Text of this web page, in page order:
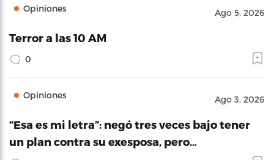
Opiniones Ago 5, 2026
Terror a las 10 AM
0
Opiniones Ago 3, 2026
“Esa es mi letra”: negó tres veces bajo tener
un plan contra su exesposa, pero…